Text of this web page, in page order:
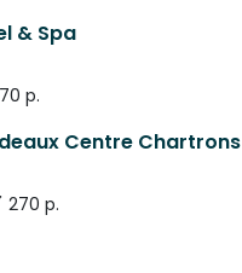
& Spa
70 p.
Centre Chartrons
270 p.